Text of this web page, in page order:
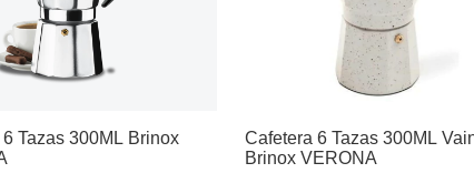
Tazas 300ML Brinox
Cafetera 6 Tazas 300ML
Brinox VERONA